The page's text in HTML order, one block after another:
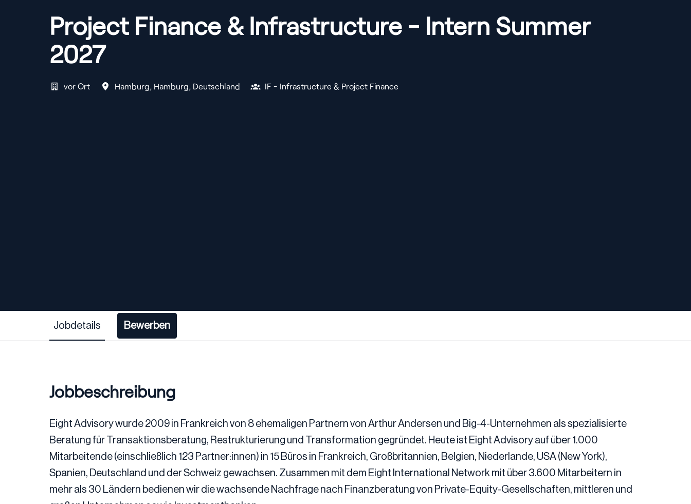
Project Finance & Infrastructure - Intern Summer
2027
vor Ort Hamburg, Hamburg, Deutschland IF - Infrastructure & Project Finance
Jobdetails Bewerben
Jobbeschreibung
Eight Advisory wurde 2009 in Frankreich von 8 ehemaligen Partnern von Arthur Andersen und Big-4-Unternehmen als spezialisierte
Beratung für Transaktionsberatung, Restrukturierung und Transformation gegründet. Heute ist Eight Advisory auf über 1.000
Mitarbeitende (einschließlich 123 Partner:innen) in 15 Büros in Frankreich, Großbritannien, Belgien, Niederlande, USA (New York),
Spanien, Deutschland und der Schweiz gewachsen. Zusammen mit dem Eight International Network mit über 3.600 Mitarbeitern in
mehr als 30 Ländern bedienen wir die wachsende Nachfrage nach Finanzberatung von Private-Equity-Gesellschaften, mittleren und